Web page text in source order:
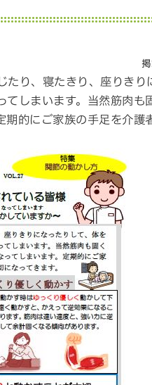
たり、寝たきり、座りきり
てしまいます。当然筋肉
期的にご家族の手足を介護